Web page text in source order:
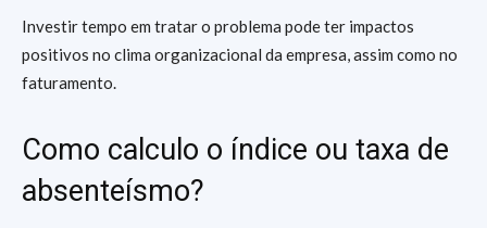
Investir tempo em tratar o problema pode ter impactos
positivos no clima organizacional da empresa, assim como no
faturamento.
Como calculo o índice ou taxa de
absenteísmo?